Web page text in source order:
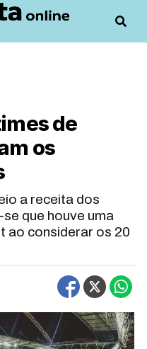
de
os
a receita dos
que houve uma
ao considerar os 20